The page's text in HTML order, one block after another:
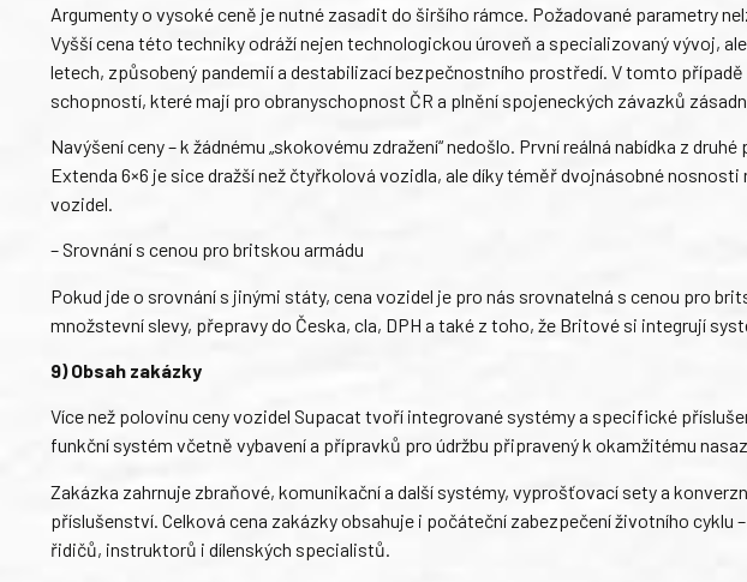
Argumenty o vysoké ceně je nutné zasadit do širšího rámce. Požadované parametry
Vyšší cena této techniky odráží nejen technologickou úroveň a specializovaný vývoj,
letech, způsobený pandemií a destabilizací bezpečnostního prostředí. V tomto
schopností, které mají pro obranyschopnost ČR a plnění spojeneckých závazků
Navýšení ceny – k žádnému „skokovému zdražení“ nedošlo. První reálná nabídka z
Extenda 6×6 je sice dražší než čtyřkolová vozidla, ale díky téměř dvojnásobné
vozidel.
– Srovnání s cenou pro britskou armádu
Pokud jde o srovnání s jinými státy, cena vozidel je pro nás srovnatelná s cenou pro
množstevní slevy, přepravy do Česka, cla, DPH a také z toho, že Britové si integrují
9) Obsah zakázky
Více než polovinu ceny vozidel Supacat tvoří integrované systémy a specifické
funkční systém včetně vybavení a přípravků pro údržbu připravený k okamžitému
Zakázka zahrnuje zbraňové, komunikační a další systémy, vyprošťovací sety a
příslušenství. Celková cena zakázky obsahuje i počáteční zabezpečení životního cyklu
řidičů, instruktorů i dílenských specialistů.